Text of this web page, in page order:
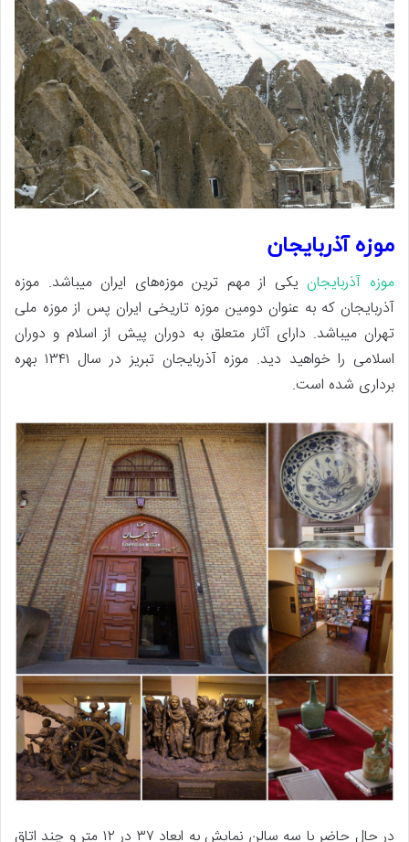
موزه آذربایجان
موزه آذربایجان یکی از مهم‌ ترین موزه‌های ایران میباشد. موزه
آذربایجان که به عنوان دومین موزه تاریخی ایران پس از موزه ملی
تهران میباشد. دارای آثار متعلق به دوران پیش از اسلام و دوران
اسلامی را خواهید دید. موزه آذربایجان تبریز در سال ۱۳۴۱ بهره
برداری شده است.